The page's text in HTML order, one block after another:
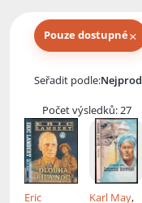
Pouze dostupné×
Seřadit podle:
Počet výsledků: 27
Eric
Karl May,